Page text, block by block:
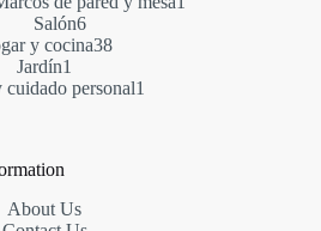
Salón66
productos
y cocina3838
Jardín1
producto
cuidado personal1
About Us